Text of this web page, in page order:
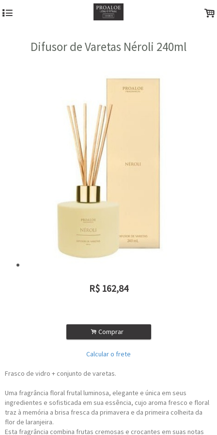
4 .
Difusor de Varetas Néroli 240ml
R$ 162,84
. Comprar
Calcular o frete
Frasco de vidro + conjunto de varetas.
Uma fragrância floral frutal luminosa, elegante e única em seus
ingredientes e sofisticada em sua essência, cujo aroma fresco e floral
traz à memória a brisa fresca da primavera e da primeira colheita da
flor de laranjeira.
Esta fragrância combina frutas cremosas e crocantes em suas notas